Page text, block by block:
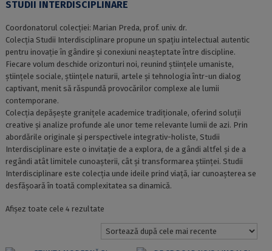
STUDII INTERDISCIPLINARE
Coordonatorul colecției: Marian Preda, prof. univ. dr.
Colecția Studii Interdisciplinare propune un spațiu intelectual autentic
pentru inovație în gândire și conexiuni neașteptate între discipline.
Fiecare volum deschide orizonturi noi, reunind științele umaniste,
științele sociale, științele naturii, artele și tehnologia într-un dialog
captivant, menit să răspundă provocărilor complexe ale lumii
contemporane.
Colecția depășește granițele academice tradiționale, oferind soluții
creative și analize profunde ale unor teme relevante lumii de azi. Prin
abordările originale și perspectivele integrativ-holiste, Studii
Interdisciplinare este o invitație de a explora, de a gândi altfel și de a
regândi atât limitele cunoașterii, cât și transformarea științei. Studii
Interdisciplinare este colecția unde ideile prind viață, iar cunoașterea se
desfășoară în toată complexitatea sa dinamică.
Afișez toate cele 4 rezultateSortat
cele